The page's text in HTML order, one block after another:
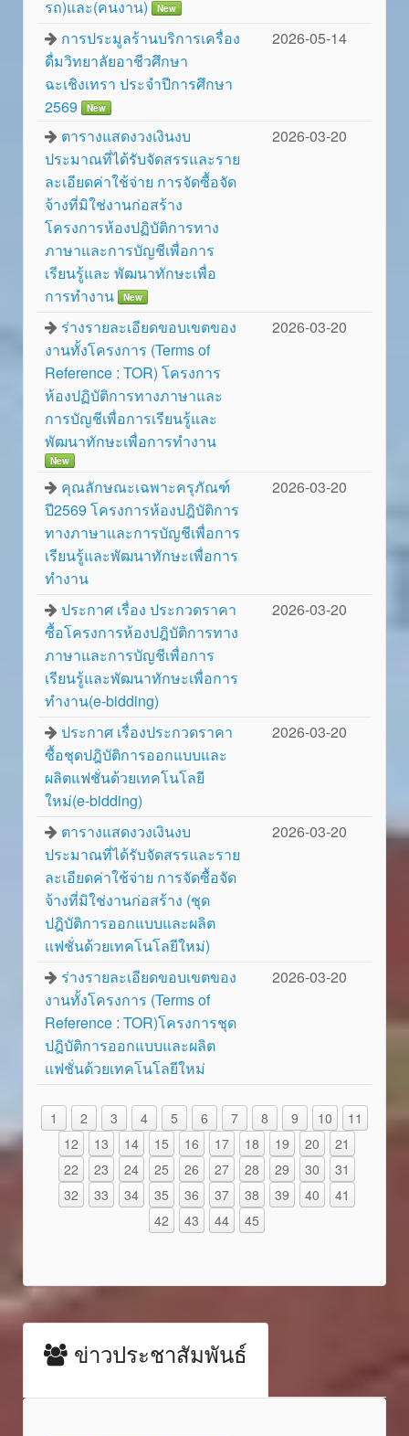
รถ)และ(คนงาน) New
การประมูลร้านบริการเครื่อง
ดื่มวิทยาลัยอาชีวศึกษา
ฉะเชิงเทรา ประจำปีการศึกษา
2569
New
2026-05-14
ตารางแสดงวงเงินงบ
ประมาณที่ได้รับจัดสรรและราย
ละเอียดค่าใช้จ่าย การจัดซื้อจัด
จ้างที่มิใช่งานก่อสร้าง
โครงการห้องปฏิบัติการทาง
ภาษาและการบัญชีเพื่อการ
เรียนรู้และ พัฒนาทักษะเพื่อ
การทำงาน
New
2026-03-20
ร่างรายละเอียดขอบเขตของ
งานทั้งโครงการ (Terms of
Reference : TOR) โครงการ
ห้องปฏิบัติการทางภาษาและ
การบัญชีเพื่อการเรียนรู้และ
พัฒนาทักษะเพื่อการทำงาน
New
2026-03-20
คุณลักษณะเฉพาะครุภัณฑ์
ปี2569 โครงการห้องปฎิบัติการ
ทางภาษาและการบัญชีเพื่อการ
เรียนรู้และพัฒนาทักษะเพื่อการ
ทำงาน
2026-03-20
ประกาศ เรื่อง ประกวดราคา
ซื้อโครงการห้องปฎิบัติการทาง
ภาษาและการบัญชีเพื่อการ
เรียนรู้และพัฒนาทักษะเพื่อการ
ทำงาน(e-bidding)
2026-03-20
ประกาศ เรื่องประกวดราคา
ซื้อชุดปฎิบัติการออกแบบและ
ผลิตแฟชั่นด้วยเทคโนโลยี
ใหม่(e-bidding)
2026-03-20
ตารางแสดงวงเงินงบ
ประมาณที่ได้รับจัดสรรและราย
ละเอียดค่าใช้จ่าย การจัดซื้อจัด
จ้างที่มิใช่งานก่อสร้าง (ชุด
ปฎิบัติการออกแบบและผลิต
แฟชั่นด้วยเทคโนโลยีใหม่)
2026-03-20
ร่างรายละเอียดขอบเขตของ
งานทั้งโครงการ (Terms of
Reference : TOR)โครงการชุด
ปฎิบัติการออกแบบและผลิต
แฟชั่นด้วยเทคโนโลยีใหม่
2026-03-20
1 2 3 4 5 6 7 8 9 10
11
12
13 14 15 16 17 18 19 20
21
22
23 24 25 26 27 28 29 30
31
32
33 34 35 36 37 38 39 40
41
42
43 44 45
ข่าวประชาสัมพันธ์